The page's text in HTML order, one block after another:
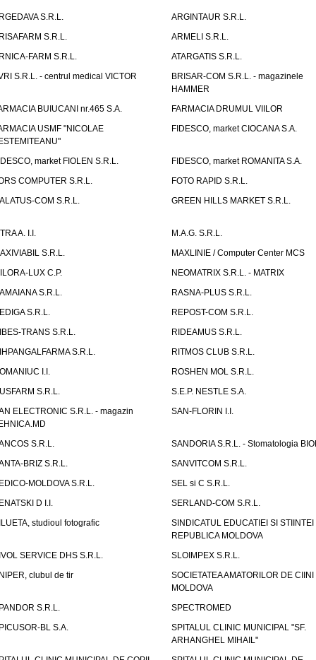
S.R.L.
ARGINTAUR S.R.L.
S.R.L.
ARMELI S.R.L.
FARM S.R.L.
ATARGATIS S.R.L.
S.R.L. - centrul medical VICTOR
BRISAR-COM S.R.L. - magazinele
HAMMER
BUIUCANI nr.465 S.A.
FARMACIA DRUMUL VIILOR
USMF "NICOLAE
FIDESCO, market CIOCANA S.A.
market FIOLEN S.R.L.
FIDESCO, market ROMANITA S.A.
COMPUTER S.R.L.
FOTO RAPID S.R.L.
COM S.R.L.
GREEN HILLS MARKET S.R.L.
A. I.I.
M.A.G. S.R.L.
S.R.L.
MAXLINIE / Computer Center MCS
LUX C.P.
NEOMATRIX S.R.L. - MATRIX
S.R.L.
RASNA-PLUS S.R.L.
S.R.L.
REPOST-COM S.R.L.
TRANS S.R.L.
RIDEAMUS S.R.L.
S.R.L.
RITMOS CLUB S.R.L.
I.I.
ROSHEN MOL S.R.L.
S.R.L.
S.E.P. NESTLE S.A.
ELECTRONIC S.R.L. - magazin
SAN-FLORIN I.I.
S.R.L.
SANDORIA S.R.L. - Stomatologia
BRIZ S.R.L.
SANVITCOM S.R.L.
MOLDOVA S.R.L.
SEL si C S.R.L.
D I.I.
SERLAND-COM S.R.L.
studioul fotografic
SINDICATUL EDUCATIEI SI STIINTEI
REPUBLICA MOLDOVA
SERVICE DHS S.R.L.
SLOIMPEX S.R.L.
clubul de tir
SOCIETATEA AMATORILOR DE CIINI
MOLDOVA
S.R.L.
SPECTROMED
BL S.A.
SPITALUL CLINIC MUNICIPAL "SF.
ARHANGHEL MIHAIL"